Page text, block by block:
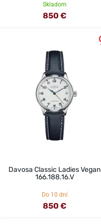
Skladom
850 €
Davosa Classic Ladies Vegan
166.188.16.V
Do 10 dní
850 €